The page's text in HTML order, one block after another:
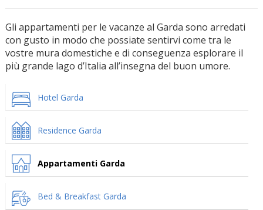
Gli appartamenti per le vacanze al Garda sono arredati
con gusto in modo che possiate sentirvi come tra le
vostre mura domestiche e di conseguenza esplorare il
più grande lago d’Italia all’insegna del buon umore.
Hotel Garda
Residence Garda
Appartamenti Garda
Bed & Breakfast Garda